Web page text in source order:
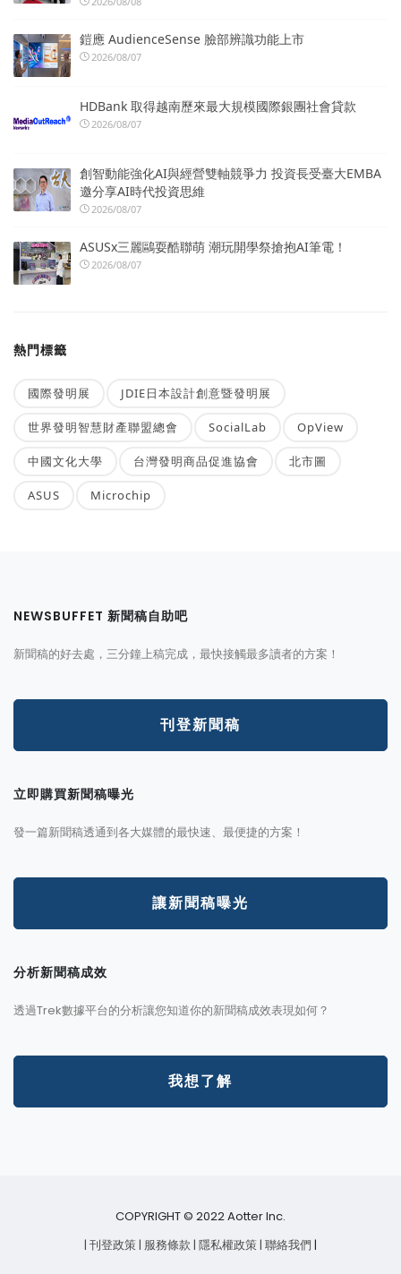
鎧應 AudienceSense 臉部辨識功能上市
2026/08/07
HDBank 取得越南歷來最大規模國際銀團社會貸款
2026/08/07
創智動能強化AI與經營雙軸競爭力 投資長受臺大EMBA
邀分享AI時代投資思維
2026/08/07
ASUSx三麗鷗耍酷聯萌 潮玩開學祭搶抱AI筆電！
2026/08/07
熱門標籤
國際發明展 JDIE日本設計創意暨發明展
世界發明智慧財產聯盟總會 SocialLab OpView
中國文化大學 台灣發明商品促進協會 北市圖
ASUS Microchip
NEWSBUFFET 新聞稿自助吧
新聞稿的好去處，三分鐘上稿完成，最快接觸最多讀者的方案！
刊登新聞稿
立即購買新聞稿曝光
發一篇新聞稿透通到各大媒體的最快速、最便捷的方案！
讓新聞稿曝光
分析新聞稿成效
透過Trek數據平台的分析讓您知道你的新聞稿成效表現如何？
我想了解
COPYRIGHT © 2022 Aotter Inc.
| 刊登政策| 服務條款| 隱私權政策| 聯絡我們 |